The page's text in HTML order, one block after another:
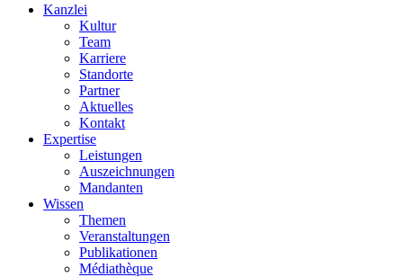
Kanzlei
Kultur
Team
Karriere
Standorte
Partner
Aktuelles
Kontakt
Expertise
Leistungen
Auszeichnungen
Mandanten
Wissen
Themen
Veranstaltungen
Publikationen
Médiathèque